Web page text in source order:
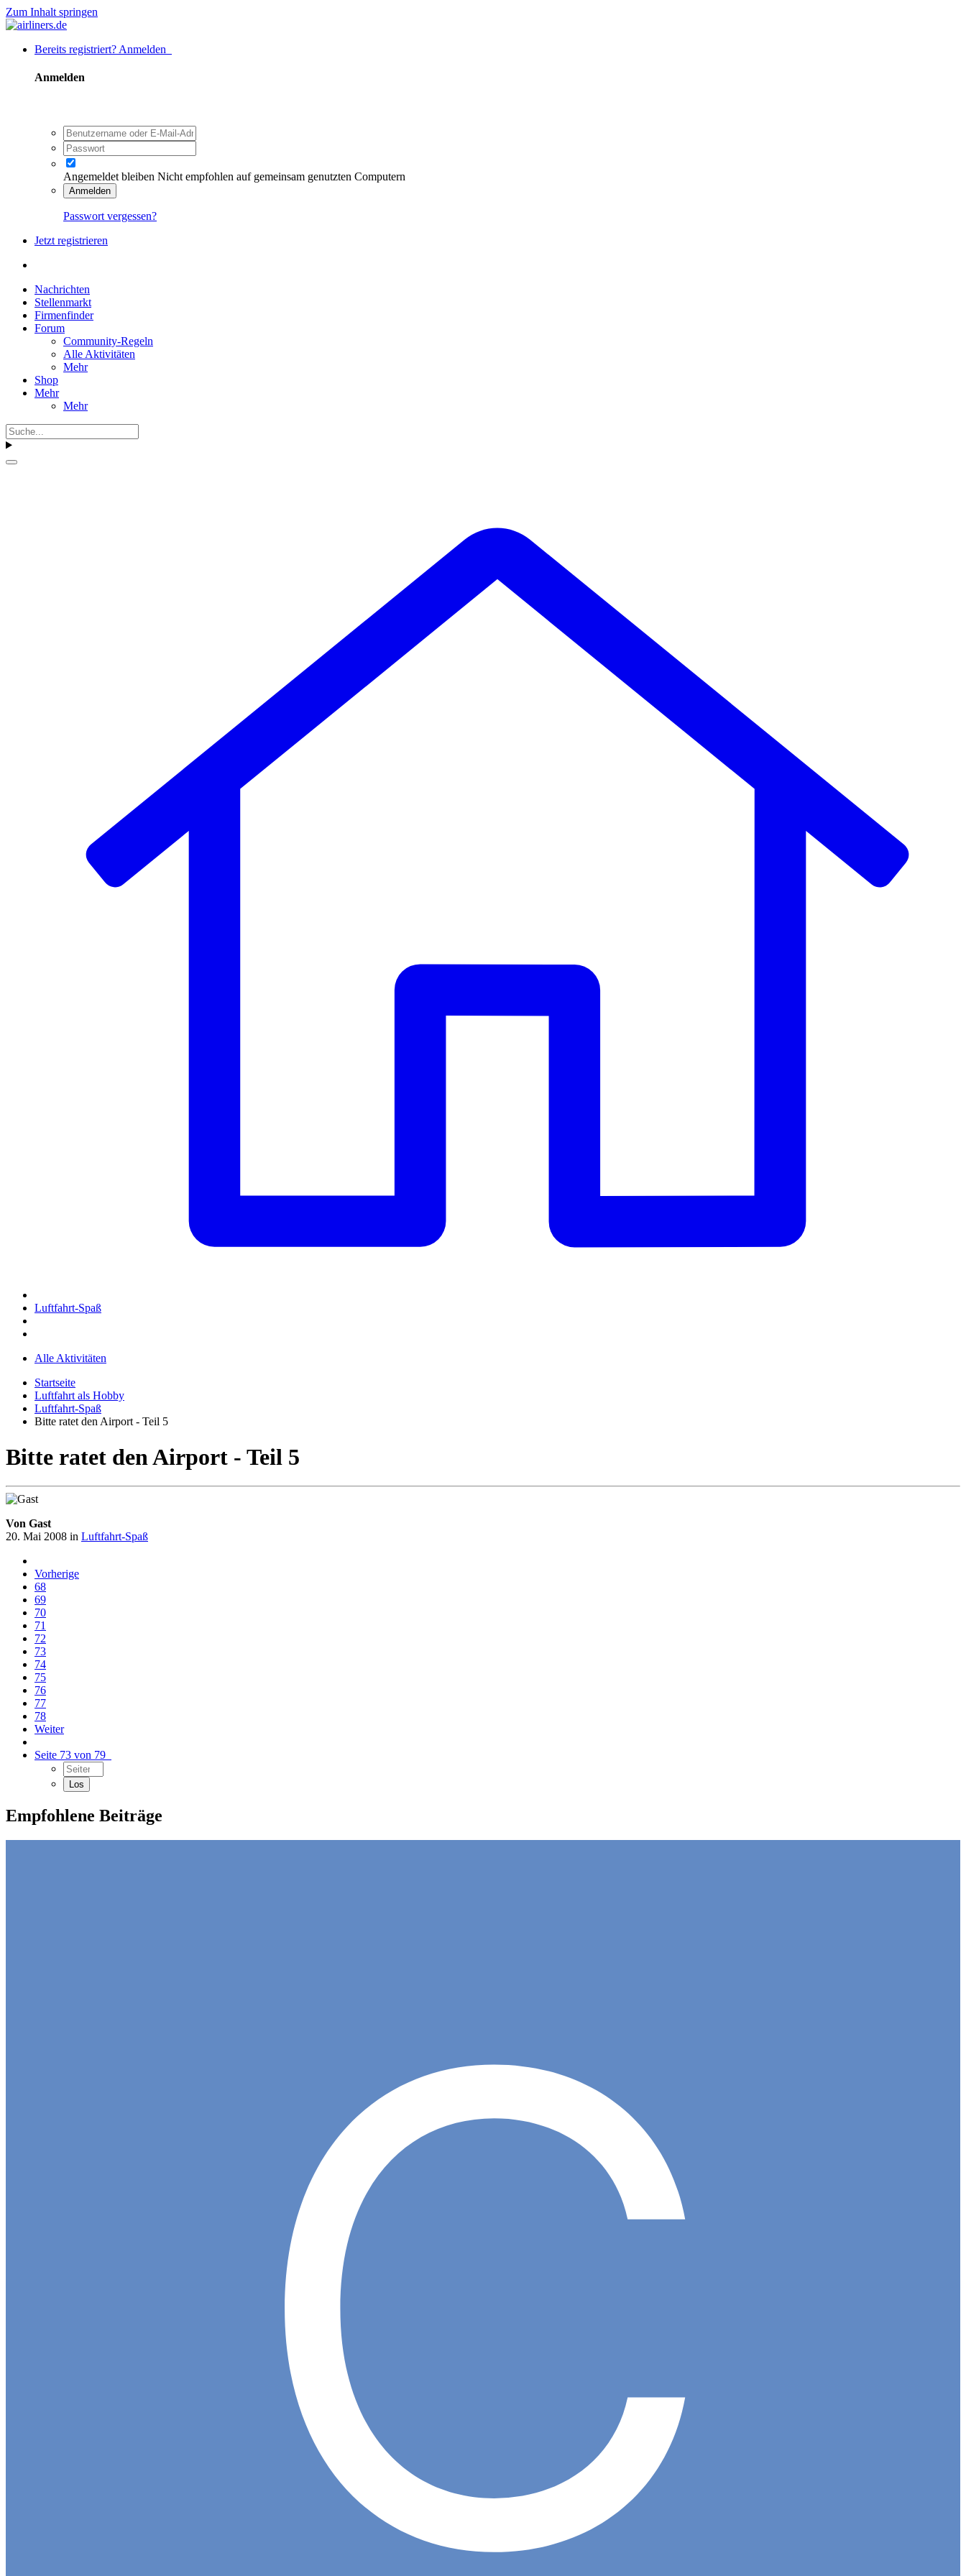
Zum Inhalt springen
Bereits registriert? Anmelden
Anmelden
Angemeldet bleiben Nicht empfohlen auf gemeinsam genutzten Computern
Anmelden
Passwort vergessen?
Jetzt registrieren
Nachrichten
Stellenmarkt
Firmenfinder
Forum
Community-Regeln
Alle Aktivitäten
Mehr
Shop
Mehr
Mehr
Luftfahrt-Spaß
Alle Aktivitäten
Startseite
Luftfahrt als Hobby
Luftfahrt-Spaß
Bitte ratet den Airport - Teil 5
Bitte ratet den Airport - Teil 5
Von Gast
20. Mai 2008 in Luftfahrt-Spaß
Vorherige
68
69
70
71
72
73
74
75
76
77
78
Weiter
Seite 73 von 79
Empfohlene Beiträge